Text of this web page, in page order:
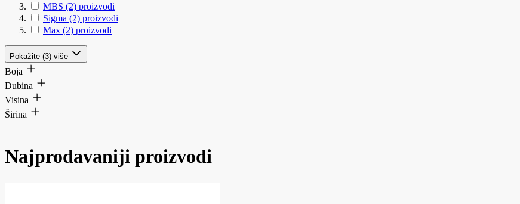
MBS (2) proizvodi
Sigma (2) proizvodi
Max (2) proizvodi
Pokažite (3) više
Boja
Dubina
Visina
Širina
Najprodavaniji proizvodi